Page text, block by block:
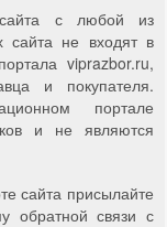
сайта с любой из
сайта не входят в
viprazbor.ru,
и покупателя.
портале
и не являются
сайта присылайте
обратной связи с